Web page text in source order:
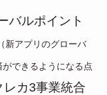
バルポイント
（新アプリのグローバ
できるようになる点
レカ3事業統合